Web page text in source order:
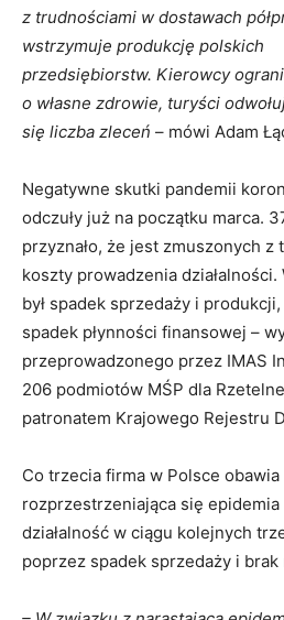
z trudnościami w dostawach
wstrzymuje produkcję polskich
przedsiębiorstw. Kierowcy
o własne zdrowie, turyści
się liczba zleceń – mówi Adam
Negatywne skutki pandemii
odczuły już na początku marca.
przyznało, że jest zmuszonych
koszty prowadzenia
był spadek sprzedaży i produkcji,
spadek płynności finansowej –
przeprowadzonego przez IMAS
206 podmiotów MŚP dla
patronatem Krajowego Rejestru
Co trzecia firma w Polsce
rozprzestrzeniająca się epidemia
działalność w ciągu kolejnych
poprzez spadek sprzedaży i brak